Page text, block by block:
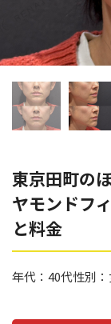
阿部 竜介
Parts
部位から探す
額
こめかみ
眉間
東京田町の
ヤモンドフ
と料金
年代： 40代性別：